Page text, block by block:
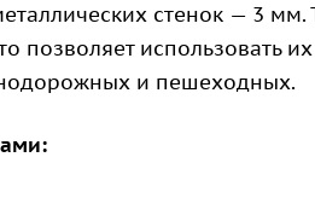
стенок — 3 мм.
позволяет использовать
и пешеходных.